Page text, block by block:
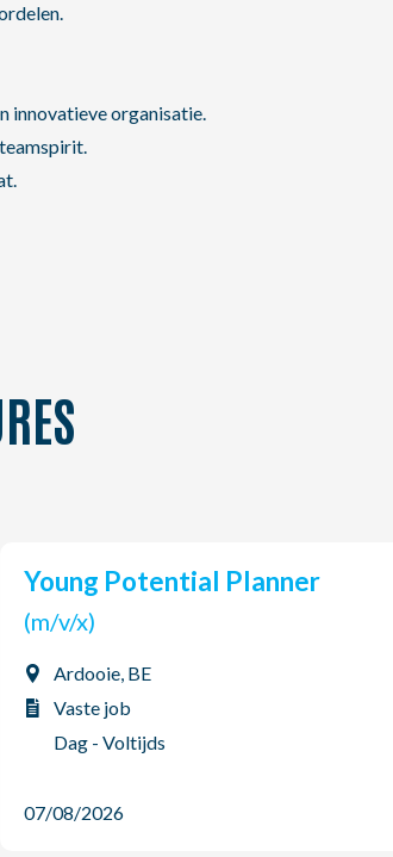
innovatieve organisatie.
Young Potential Planner
(m/v/x)
Ardooie, BE
Vaste job
Dag - Voltijds
07/08/2026